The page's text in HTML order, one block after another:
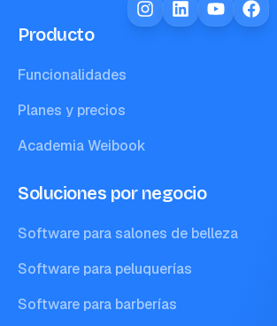
Producto
Funcionalidades
Planes y precios
Academia Weibook
Soluciones por negocio
Software para salones de belleza
Software para peluquerías
Software para barberías